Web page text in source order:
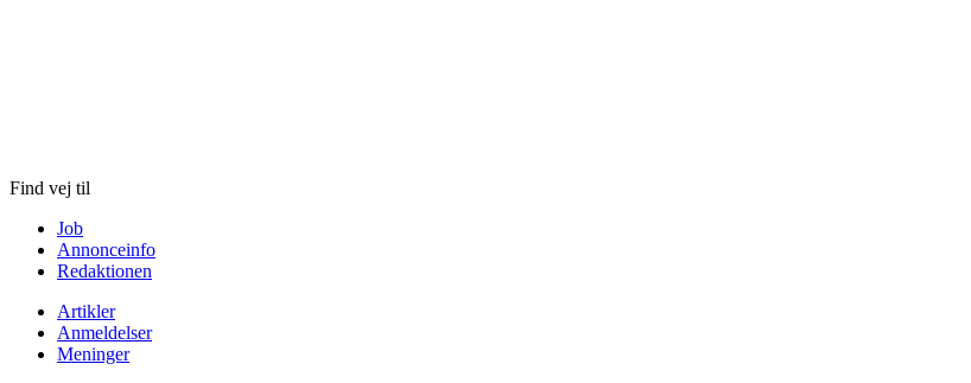
Find vej til
Job
Annonceinfo
Redaktionen
Artikler
Anmeldelser
Meninger